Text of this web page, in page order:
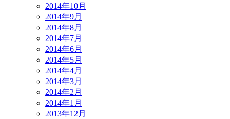
2014年10月
2014年9月
2014年8月
2014年7月
2014年6月
2014年5月
2014年4月
2014年3月
2014年2月
2014年1月
2013年12月